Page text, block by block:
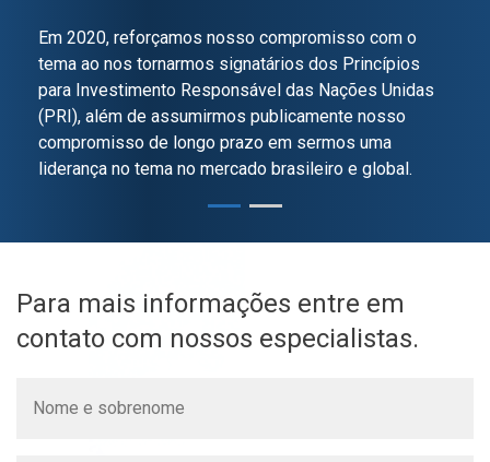
Em 2020, reforçamos nosso compromisso com o
tema ao nos tornarmos signatários dos Princípios
para Investimento Responsável das Nações Unidas
(PRI), além de assumirmos publicamente nosso
compromisso de longo prazo em sermos uma
liderança no tema no mercado brasileiro e global.
A avaliação MQ1.br reflete os atributos de alta
qualidade que incluem: (i) resultados de
investimentos sólidos e consistentes de seus
fundos ao longo de um horizonte de tempo
permitindo retenção dos ativos sob gestão em
diferentes ciclos econômicos; (iii) suporte e
suas atividades de gestão através de investimentos
em controles e sistemas, assim como fortalecimento
das áreas de risco e compliance.
Para mais informações entre em
contato com nossos especialistas.